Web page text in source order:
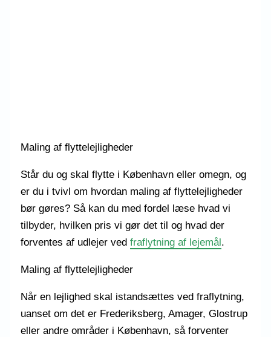
Maling af flyttelejligheder
Står du og skal flytte i København eller omegn, og
er du i tvivl om hvordan maling af flyttelejligheder
bør gøres? Så kan du med fordel læse hvad vi
tilbyder, hvilken pris vi gør det til og hvad der
forventes af udlejer vedfraflytning af lejemål.
Maling af flyttelejligheder
Når en lejlighed skal istandsættes ved fraflytning,
uanset om det er Frederiksberg, Amager, Glostrup
eller andre områder i København, så forventer